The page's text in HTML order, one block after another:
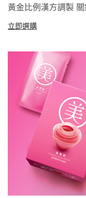
黃金比例漢方調製
立即選購